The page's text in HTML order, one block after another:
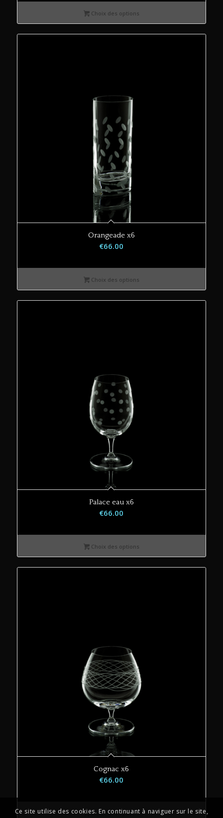
Choix des options
Orangeade x6
€66.00
Choix des options
Palace eau x6
€66.00
Choix des options
Cognac x6
€66.00
Choix des options
Ce site utilise des cookies. En continuant à naviguer sur le site,